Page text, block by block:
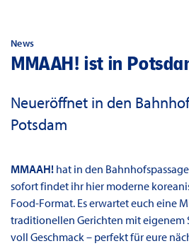
News
MMAAH! ist in
Neueröffnet in den
Potsdam
MMAAH! hat in den
sofort findet ihr hier moderne
Food-Format. Es erwartet euch eine
traditionellen Gerichten mit eigenem
voll Geschmack – perfekt für eure